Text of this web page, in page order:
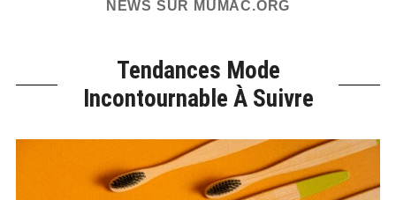
NEWS SUR MUMAC.ORG
Tendances Mode
Incontournable À Suivre